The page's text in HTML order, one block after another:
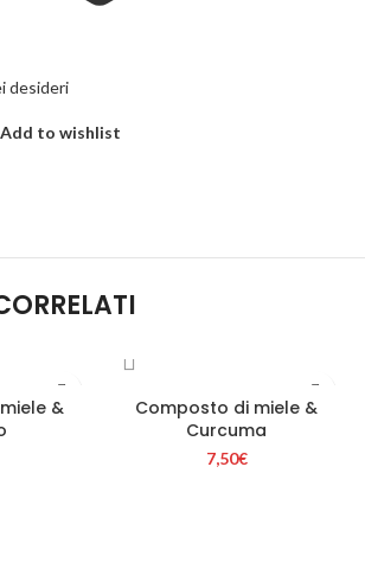
desideri
Add to wishlist
&
Composto di miele &
Curcuma
7,50€